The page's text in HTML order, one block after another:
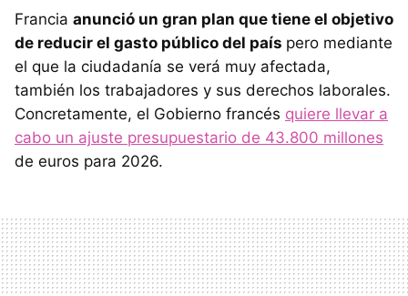
Francia anunció un gran plan que tiene el objetivo
de reducir el gasto público del país pero mediante
el que la ciudadanía se verá muy afectada,
también los trabajadores y sus derechos laborales.
Concretamente, el Gobierno francés quiere llevar a
cabo un ajuste presupuestario de 43.800 millones
de euros para 2026.